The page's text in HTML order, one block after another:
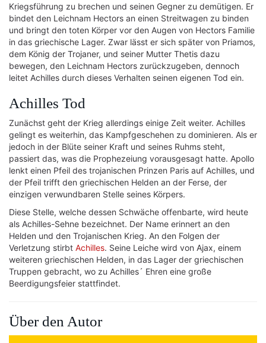
Kriegsführung zu brechen und seinen Gegner zu demütigen. Er
bindet den Leichnam Hectors an einen Streitwagen zu binden
und bringt den toten Körper vor den Augen von Hectors Familie
in das griechische Lager. Zwar lässt er sich später von Priamos,
dem König der Trojaner, und seiner Mutter Thetis dazu
bewegen, den Leichnam Hectors zurückzugeben, dennoch
leitet Achilles durch dieses Verhalten seinen eigenen Tod ein.
Achilles Tod
Zunächst geht der Krieg allerdings einige Zeit weiter. Achilles
gelingt es weiterhin, das Kampfgeschehen zu dominieren. Als er
jedoch in der Blüte seiner Kraft und seines Ruhms steht,
passiert das, was die Prophezeiung vorausgesagt hatte. Apollo
lenkt einen Pfeil des trojanischen Prinzen Paris auf Achilles, und
der Pfeil trifft den griechischen Helden an der Ferse, der
einzigen verwundbaren Stelle seines Körpers.
Diese Stelle, welche dessen Schwäche offenbarte, wird heute
als Achilles-Sehne bezeichnet. Der Name erinnert an den
Helden und den Trojanischen Krieg. An den Folgen der
Verletzung stirbt Achilles. Seine Leiche wird von Ajax, einem
weiteren griechischen Helden, in das Lager der griechischen
Truppen gebracht, wo zu Achilles´ Ehren eine große
Beerdigungsfeier stattfindet.
Über den Autor